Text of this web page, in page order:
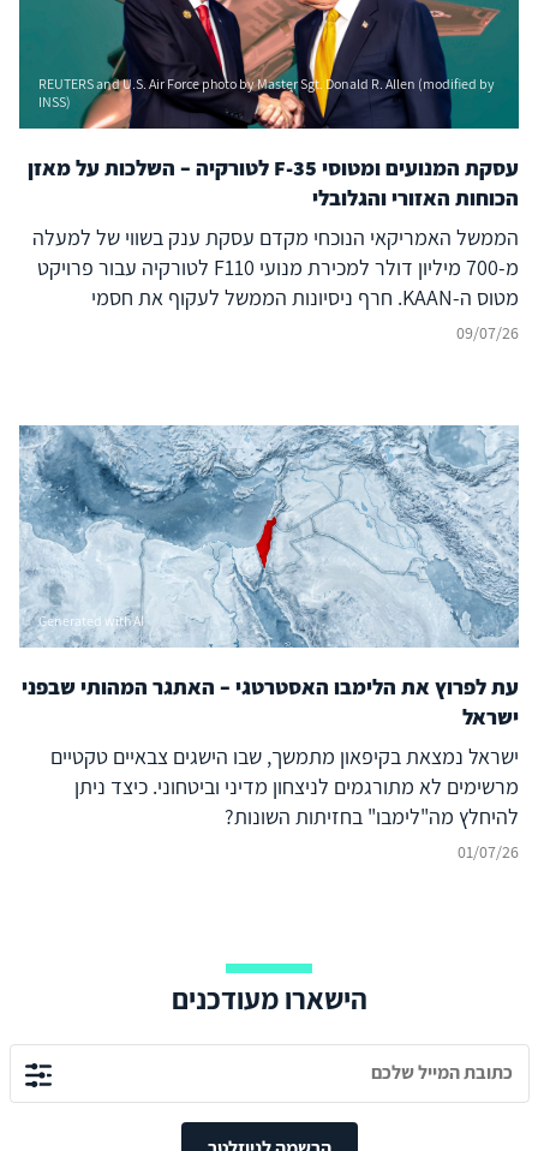
REUTERS and U.S. Air Force photo by Master Sgt. Donald R. Allen (modified by
INSS)
עסקת המנועים ומטוסי F-35 לטורקיה – השלכות על מאזן
הכוחות האזורי והגלובלי
הממשל האמריקאי הנוכחי מקדם עסקת ענק בשווי של למעלה
מ-700 מיליון דולר למכירת מנועי F110 לטורקיה עבור פרויקט
מטוס ה-KAAN. חרף ניסיונות הממשל לעקוף את חסמי
הקונגרס, המהלך אינו אירוע מבודד אלא מאיץ אסטרטגי שנועד
משקל: ערעור נאט"ו מבפנים: העצמת שחקן המנהל תחרות
אגרסיבית מול בנות ברית מערביות (כמו יוון) ומקבע נוכחות
צבאית מתריסה בקפריסין. הזנת החיכוך האזורי: מתן לגיטימציה
למעצמה תחרותית המעניקה מקלט לחמאס ותומכת במשטר
א-שרע בסוריה. סיכון מערכתי לרשת ה-F-35 הגלובלית: הצבת
יכולות דור 5 בסמיכות למערכות ה-S-400 הרוסיות מעמידה
בסכנת פיצוח את ביטחון המידע של הפלטפורמה כולה. איום זה
תעשיותיה, אלא מהווה איום ישיר על כל מדינה בעולם שהצטיידה
במרחב הסוני
09/07/26
Generated with AI
עת לפרוץ את הלימבו האסטרטגי – האתגר המהותי שבפני
ישראל
ישראל נמצאת בקיפאון מתמשך, שבו הישגים צבאיים טקטיים
מרשימים לא מתורגמים לניצחון מדיני וביטחוני. כיצד ניתן
להיחלץ מה"לימבו" בחזיתות השונות?
01/07/26
הישארו מעודכנים